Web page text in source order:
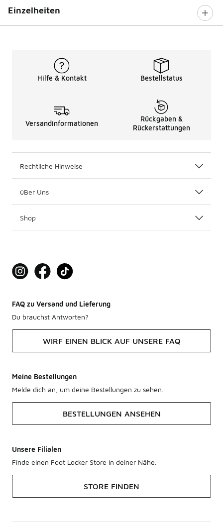
Einzelheiten
Hilfe & Kontakt Bestellstatus
Versandinformationen
Rückgaben &
Rückerstattungen
Rechtliche Hinweise
üBer Uns
Shop
FAQ zu Versand und Lieferung
Du brauchst Antworten?
WIRF EINEN BLICK AUF UNSERE FAQ
Meine Bestellungen
Melde dich an, um deine Bestellungen zu sehen.
BESTELLUNGEN ANSEHEN
Unsere Filialen
Finde einen Foot Locker Store in deiner Nähe.
STORE FINDEN